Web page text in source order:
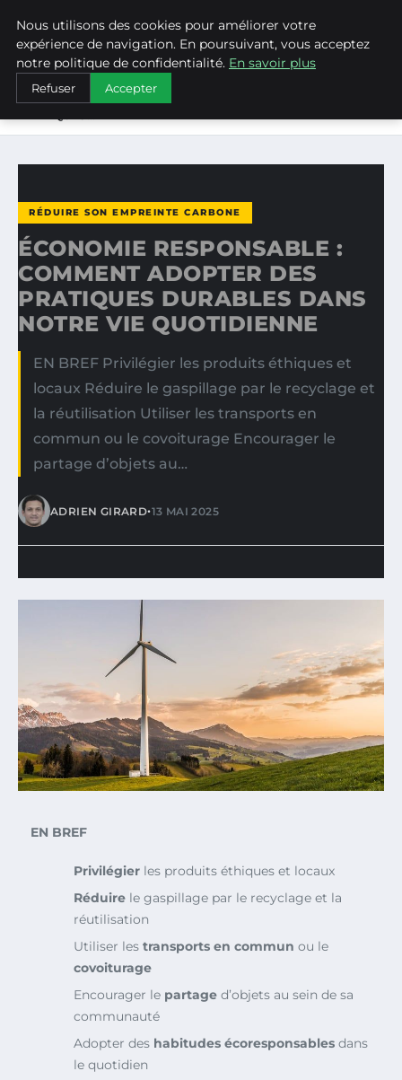
WEARECLIMATECONTROL
ACCUEIL
RÉDUIRE SON EMPREINTE CARBONE
ÉCONOMIE RESPONSABLE : COMMENT ADOPTER DES
RÉDUIRE SON EMPREINTE CARBONE
ÉCONOMIE RESPONSABLE :
COMMENT ADOPTER DES
PRATIQUES DURABLES DANS
NOTRE VIE QUOTIDIENNE
EN BREF Privilégier les produits éthiques et
locaux Réduire le gaspillage par le recyclage et
la réutilisation Utiliser les transports en
commun ou le covoiturage Encourager le
partage d’objets au…
ADRIEN GIRARD•13 MAI 2025
EN BREF
Privilégier les produits éthiques et locaux
Réduire le gaspillage par le recyclage et la
réutilisation
Utiliser les transports en commun ou le
covoiturage
Encourager le partage d’objets au sein de sa
communauté
Adopter des habitudes écoresponsables dans
le quotidien
Nous utilisons des cookies pour améliorer votre
expérience de navigation. En poursuivant, vous acceptez
notre politique de confidentialité. En savoir plus
Refuser Accepter